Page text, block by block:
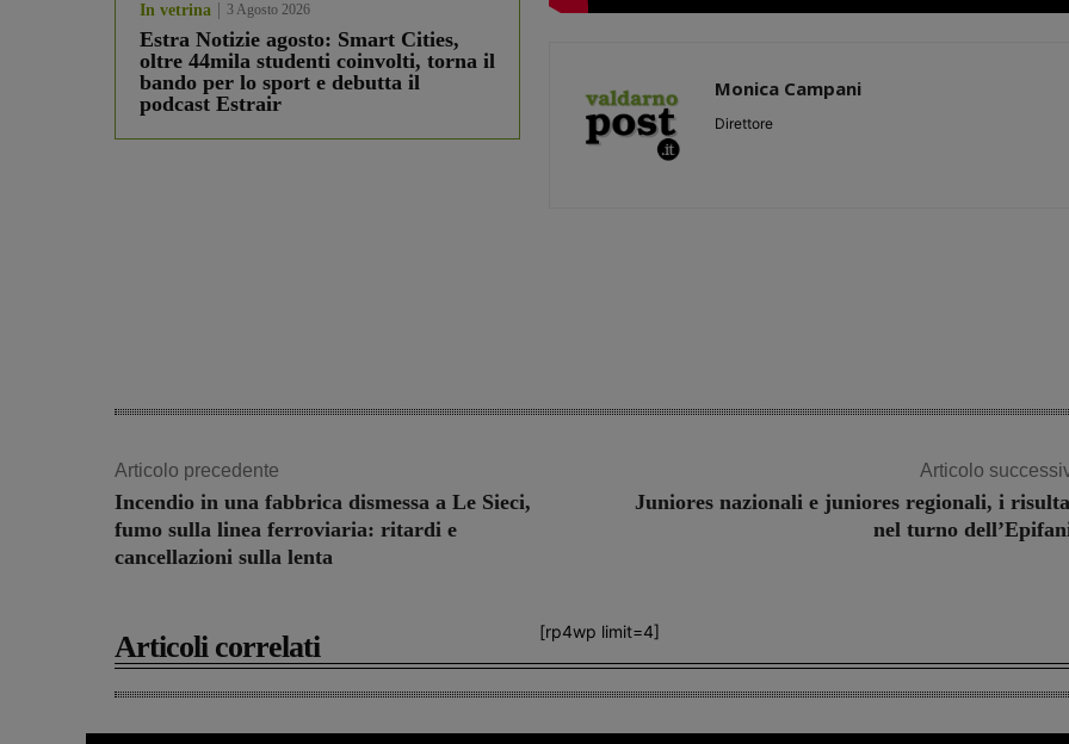
In vetrina 3 Agosto 2026
Estra Notizie agosto: Smart Cities,
oltre 44mila studenti coinvolti, torna il
bando per lo sport e debutta il
podcast Estrair
Monica Campani
Direttore
Articolo precedente
Incendio in una fabbrica dismessa a Le Sieci,
fumo sulla linea ferroviaria: ritardi e
cancellazioni sulla lenta
Articolo
Juniores nazionali e juniores regionali, i
nel turno
[rp4wp limit=4]
Articoli correlati